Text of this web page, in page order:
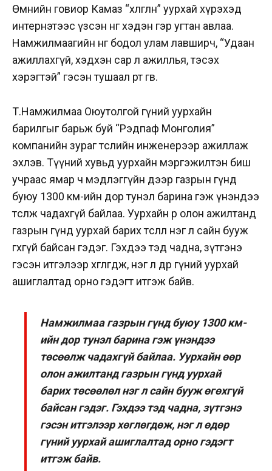
Өмнийн говиор Камаз “хөлөглөн” уурхай хүрэхэд
интернэтээс үзсэн нөгөө хэдэн гэр угтан авлаа.
Намжилмаагийн нөгөө бодол улам лавширч, “Удаан
ажиллахгүй, хэдхэн сар л ажиллья, тэсэх
хэрэгтэй” гэсэн тушаал өөртөө өгөв.
Т.Намжилмаа Оюутолгой гүний уурхайн
барилгыг барьж буй “Рэдпаф Монголия”
компанийн зураг төслийн инженерээр ажиллаж
эхлэв. Түүний хувьд уурхайн мэргэжилтэн биш
учраас ямар ч мэдлэггүйн дээр газрын гүнд
буюу 1300 км-ийн дор тунэл барина гэж үнэндээ
төсөөлж чадахгүй байлаа. Уурхайн өөр олон ажилтанд
газрын гүнд уурхай барих төсөөлөл нэг л сайн бууж
өгөхгүй байсан гэдэг. Гэхдээ тэд чадна, зүтгэнэ
гэсэн итгэлээр хөглөгдөж, нэг л өдөр гүний уурхай
ашиглалтад орно гэдэгт итгэж байв.
Намжилмаа газрын гүнд буюу 1300 км-
ийн дор тунэл барина гэж үнэндээ
төсөөлж чадахгүй байлаа. Уурхайн өөр
олон ажилтанд газрын гүнд уурхай
барих төсөөлөл нэг л сайн бууж өгөхгүй
байсан гэдэг. Гэхдээ тэд чадна, зүтгэнэ
гэсэн итгэлээр хөглөгдөж, нэг л өдөр
гүний уурхай ашиглалтад орно гэдэгт
итгэж байв.